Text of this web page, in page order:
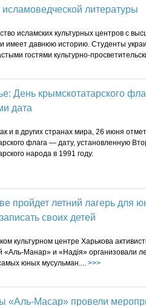
исламоведческой литературы
исламских культурных центров с
имеет давнюю историю. Студенты
гостями культурно-
День крымскотатарского
дата
и в других странах мира, 26 июня
флага — дату, установленную
народа в 1991 году.
пройдет летний лагерь для
своих детей
культурном центре Харькова
«Аль-Манар» и «Надія» организовали
юных мусульман.... >>>
«Аль-Масар» провели